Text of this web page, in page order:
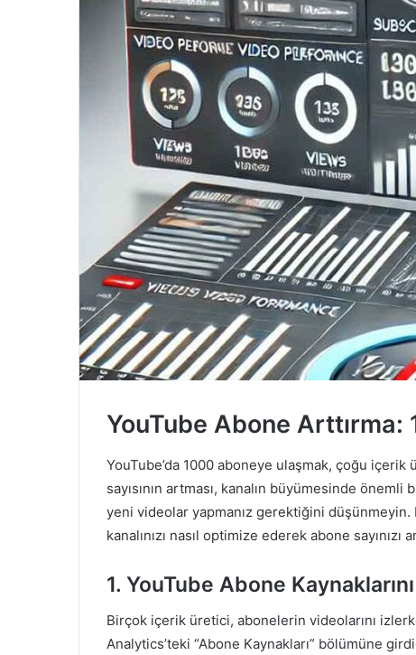
YouTube Abone Arttırma:
YouTube’da 1000 aboneye ulaşmak, çoğu
sayısının artması, kanalın büyümesinde önemli
yeni videolar yapmanız gerektiğini
kanalınızı nasıl optimize ederek abone
1. YouTube Abone
Birçok içerik üretici, abonelerin videolarını
Analytics’teki “Abone Kaynakları” bölümüne